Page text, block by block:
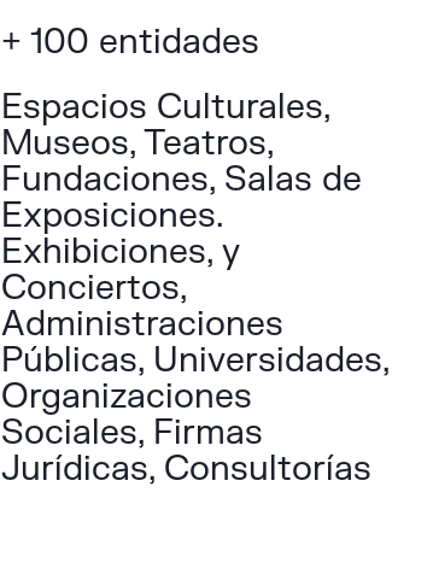
+ 100 entidades
Espacios Culturales,
Museos, Teatros,
Fundaciones, Salas de
Exposiciones.
Exhibiciones, y
Conciertos,
Administraciones
Públicas, Universidades,
Organizaciones
Sociales, Firmas
Jurídicas, Consultorías